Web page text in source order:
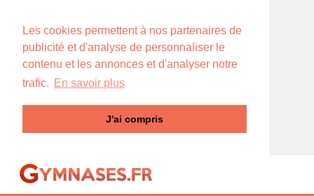
Les cookies permettent à nos partenaires de
publicité et d'analyse de personnaliser le
contenu et les annonces et d'analyser notre
trafic. En savoir plus
J'ai compris